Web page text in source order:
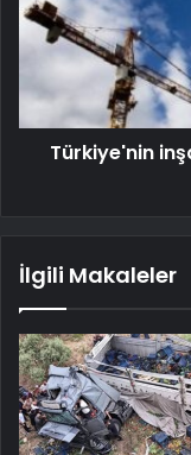
Türkiye'nin
İlgili Makaleler